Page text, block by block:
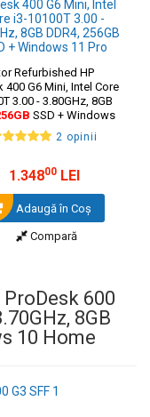
Refurbished HP
400 G6 Mini, Intel Core
3.00 - 3.80GHz, 8GB
SSD + Windows
2 opinii
1.34800LEI
Adaugă în Coş
Compară
600
8GB
10 Home